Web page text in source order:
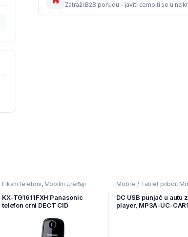
Zatraži B2B ponudu – javiti ćemo ti se u
Fiksni telefoni, Mobilni Uređaji
KX-TG1611FXH Panasonic
telefon crni DECT CID
Mobile / Tablet pribor,
DC USB punjač u autu
player, MP3A-UC-CAR1